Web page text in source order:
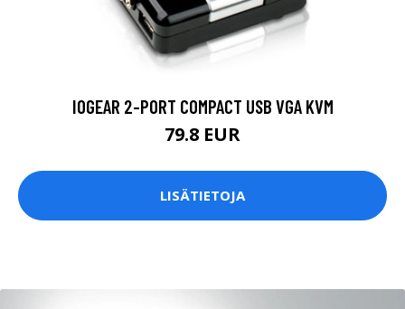
IOGEAR 2-PORT COMPACT USB VGA KVM
79.8 EUR
LISÄTIETOJA